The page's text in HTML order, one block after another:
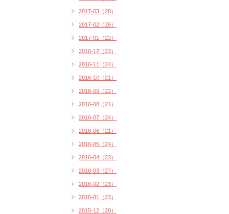
2017-03（28）
2017-02（26）
2017-01（22）
2016-12（23）
2016-11（24）
2016-10（21）
2016-09（22）
2016-08（21）
2016-07（24）
2016-06（21）
2016-05（24）
2016-04（23）
2016-03（27）
2016-02（23）
2016-01（23）
2015-12（20）